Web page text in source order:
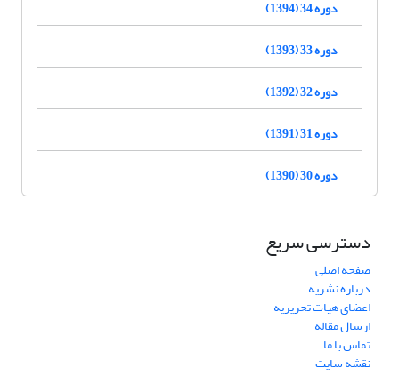
دوره 34 (1394)
دوره 33 (1393)
دوره 32 (1392)
دوره 31 (1391)
دوره 30 (1390)
دسترسی سریع
صفحه اصلی
درباره نشریه
اعضای هیات تحریریه
ارسال مقاله
تماس با ما
نقشه سایت